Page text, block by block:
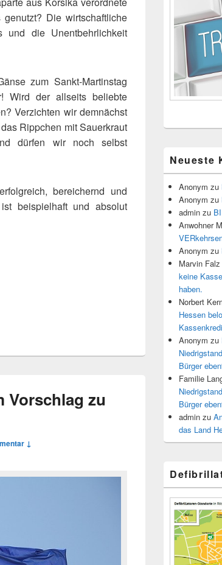
Die wirtschaftliche
und die Unentbehrlichkeit
zum Sankt-Martinstag
Wird der allseits beliebte
Verzichten wir demnächst
Rippchen mit Sauerkraut
dürfen wir noch selbst
bereichernd und
beispielhaft und absolut
Vorschlag zu
↓
Neueste
Anonym zu
Anonym zu
admin zu
Anwohner
Anonym zu
Marvin Falz
keine
haben.
Norbert
Hessen
Anonym zu
Bürger
Familie
Bürger
admin zu
das Land